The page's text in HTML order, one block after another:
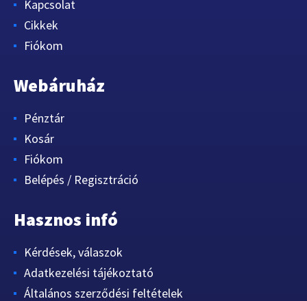
Kapcsolat
Cikkek
Fiókom
Webáruház
Pénztár
Kosár
Fiókom
Belépés / Regisztráció
Hasznos infó
Kérdések, válaszok
Adatkezelési tájékoztató
Általános szerződési feltételek